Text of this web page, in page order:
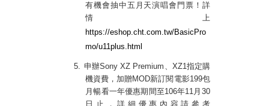
有機會抽中五月天演唱會門票！詳
情上
https://eshop.cht.com.tw/BasicPro
mo/u11plus.html
5. 申辦Sony XZ Premium 、 XZ1指定購
機資費，加贈MOD新訂閱電影199包
月暢看一年優惠期間至106年11月 30
日止，詳細優惠內容請參考